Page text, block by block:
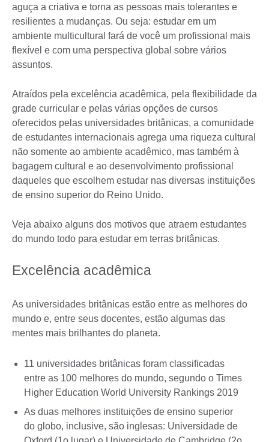
aguça a criativa e torna as pessoas mais tolerantes e
resilientes a mudanças. Ou seja: estudar em um
ambiente multicultural fará de você um profissional mais
flexível e com uma perspectiva global sobre vários
assuntos.
Atraídos pela excelência acadêmica, pela flexibilidade da
grade curricular e pelas várias opções de cursos
oferecidos pelas universidades britânicas, a comunidade
de estudantes internacionais agrega uma riqueza cultural
não somente ao ambiente acadêmico, mas também à
bagagem cultural e ao desenvolvimento profissional
daqueles que escolhem estudar nas diversas instituições
de ensino superior do Reino Unido.
Veja abaixo alguns dos motivos que atraem estudantes
do mundo todo para estudar em terras britânicas.
Excelência acadêmica
As universidades britânicas estão entre as melhores do
mundo e, entre seus docentes, estão algumas das
mentes mais brilhantes do planeta.
11 universidades britânicas foram classificadas
entre as 100 melhores do mundo, segundo o Times
Higher Education World University Rankings 2019
As duas melhores instituições de ensino superior
do globo, inclusive, são inglesas: Universidade de